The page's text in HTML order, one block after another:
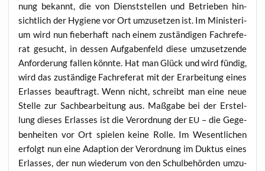
nung bekannt, die von Dienst­stel­len und Betrie­ben hin­
sicht­lich der Hygie­ne vor Ort umzu­set­zen ist. Im Minis­te­ri­
um wird nun fie­ber­haft nach einem zustän­di­gen Fach­re­fe­
rat gesucht, in des­sen Auf­ga­ben­feld die­se umzu­set­zen­de
Anfor­de­rung fal­len könn­te. Hat man Glück und wird fün­dig,
wird das zustän­di­ge Fach­re­fe­rat mit der Erar­bei­tung eines
Erlas­ses beauf­tragt. Wenn nicht, schreibt man eine neue
Stel­le zur Sach­be­ar­bei­tung aus. Maß­ga­be bei der Erstel­
lung die­ses Erlas­ses ist die Ver­ord­nung der EU – die Gege­
ben­hei­ten vor Ort spie­len kei­ne Rol­le. Im Wesent­li­chen
erfolgt nun eine Adap­ti­on der Ver­ord­nung im Duk­tus eines
Erlas­ses, der nun wie­der­um von den Schul­be­hör­den umzu­